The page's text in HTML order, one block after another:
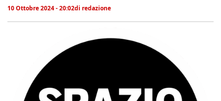
10 Ottobre 2024 - 20:02di redazione